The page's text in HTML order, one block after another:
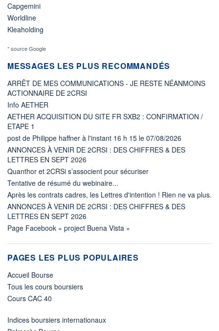
Capgemini
Worldline
Kleaholding
* source Google
MESSAGES LES PLUS RECOMMANDÉS
ARRÊT DE MES COMMUNICATIONS - JE RESTE NÉANMOINS
ACTIONNAIRE DE 2CRSI
Info AETHER
AETHER ACQUISITION DU SITE FR SXB2 : CONFIRMATION /
ETAPE 1
post de Philippe haffner à l'instant 16 h 15 le 07/08/2026
ANNONCES À VENIR DE 2CRSI : DES CHIFFRES & DES
LETTRES EN SEPT 2026
Quanthor et 2CRSi s’associent pour sécuriser
Tentative de résumé du webinaire...
Après les contrats cadres, les Lettres d'intention ! Rien ne va plus.
ANNONCES À VENIR DE 2CRSI : DES CHIFFRES & DES
LETTRES EN SEPT 2026
Page Facebook « project Buena Vista »
PAGES LES PLUS POPULAIRES
Accueil Bourse
Tous les cours boursiers
Cours CAC 40
Indices boursiers internationaux